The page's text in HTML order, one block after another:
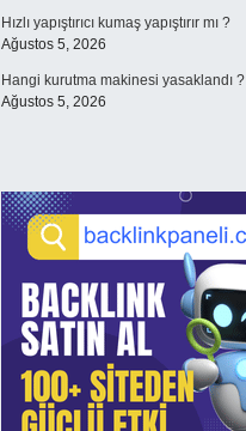
Hızlı yapıştırıcı kumaş yapıştırır mı ?
Ağustos 5, 2026
Hangi kurutma makinesi yasaklandı ?
Ağustos 5, 2026